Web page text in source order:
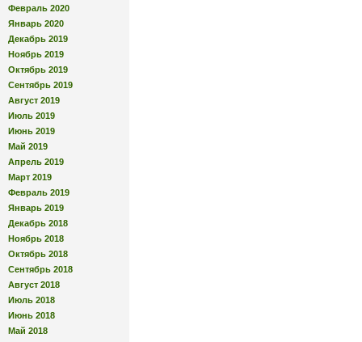
Февраль 2020
Январь 2020
Декабрь 2019
Ноябрь 2019
Октябрь 2019
Сентябрь 2019
Август 2019
Июль 2019
Июнь 2019
Май 2019
Апрель 2019
Март 2019
Февраль 2019
Январь 2019
Декабрь 2018
Ноябрь 2018
Октябрь 2018
Сентябрь 2018
Август 2018
Июль 2018
Июнь 2018
Май 2018